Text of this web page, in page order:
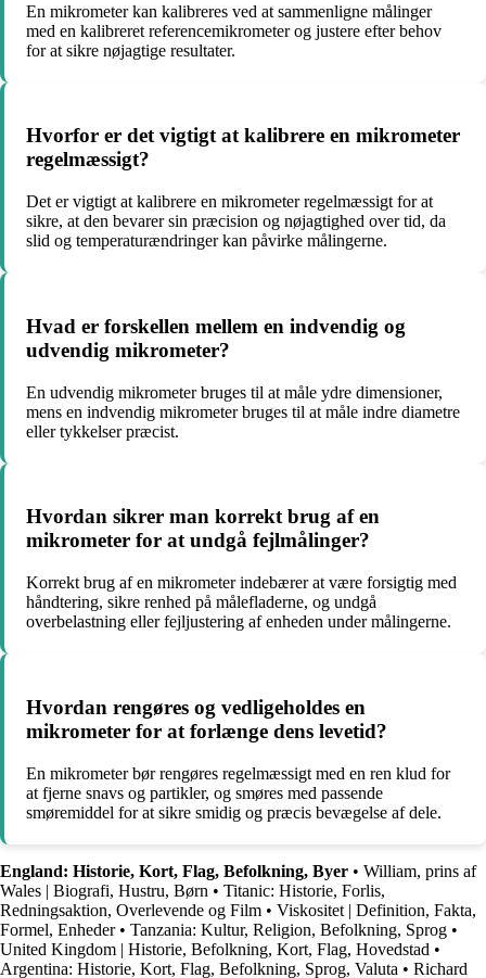
En mikrometer kan kalibreres ved at sammenligne målinger
med en kalibreret referencemikrometer og justere efter behov
for at sikre nøjagtige resultater.
Hvorfor er det vigtigt at kalibrere en mikrometer
regelmæssigt?
Det er vigtigt at kalibrere en mikrometer regelmæssigt for at
sikre, at den bevarer sin præcision og nøjagtighed over tid, da
slid og temperaturændringer kan påvirke målingerne.
Hvad er forskellen mellem en indvendig og
udvendig mikrometer?
En udvendig mikrometer bruges til at måle ydre dimensioner,
mens en indvendig mikrometer bruges til at måle indre diametre
eller tykkelser præcist.
Hvordan sikrer man korrekt brug af en
mikrometer for at undgå fejlmålinger?
Korrekt brug af en mikrometer indebærer at være forsigtig med
håndtering, sikre renhed på målefladerne, og undgå
overbelastning eller fejljustering af enheden under målingerne.
Hvordan rengøres og vedligeholdes en
mikrometer for at forlænge dens levetid?
En mikrometer bør rengøres regelmæssigt med en ren klud for
at fjerne snavs og partikler, og smøres med passende
smøremiddel for at sikre smidig og præcis bevægelse af dele.
England: Historie, Kort, Flag, Befolkning, Byer • William, prins af
Wales | Biografi, Hustru, Børn • Titanic: Historie, Forlis,
Redningsaktion, Overlevende og Film • Viskositet | Definition, Fakta,
Formel, Enheder• Tanzania: Kultur, Religion, Befolkning, Sprog •
United Kingdom | Historie, Befolkning, Kort, Flag, Hovedstad •
Argentina: Historie, Kort, Flag, Befolkning, Sprog, Valuta • Richard